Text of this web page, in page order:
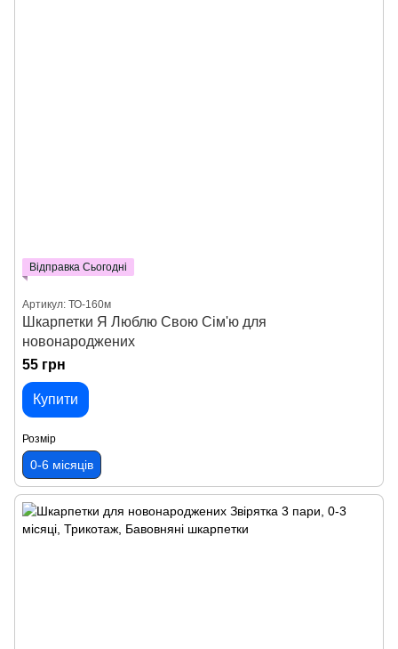
Відправка Сьогодні
Артикул: ТО-160м
Шкарпетки Я Люблю Свою Сім'ю для
новонароджених
55 грн
Купити
Розмір
0-6 місяців